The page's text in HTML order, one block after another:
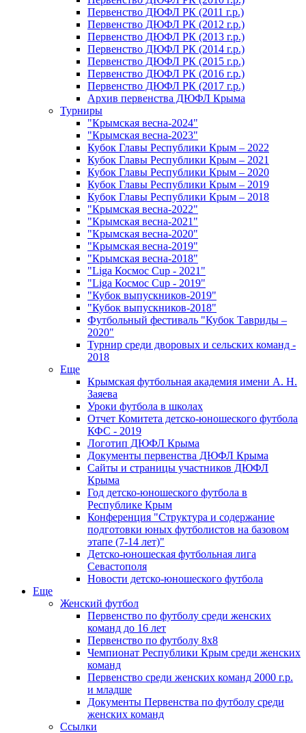
Первенство ДЮФЛ РК (2011 г.р.)
Первенство ДЮФЛ РК (2012 г.р.)
Первенство ДЮФЛ РК (2013 г.р.)
Первенство ДЮФЛ РК (2014 г.р.)
Первенство ДЮФЛ РК (2015 г.р.)
Первенство ДЮФЛ РК (2016 г.р.)
Первенство ДЮФЛ РК (2017 г.р.)
Архив первенства ДЮФЛ Крыма
Турниры
"Крымская весна-2024"
"Крымская весна-2023"
Кубок Главы Республики Крым – 2022
Кубок Главы Республики Крым – 2021
Кубок Главы Республики Крым – 2020
Кубок Главы Республики Крым – 2019
Кубок Главы Республики Крым – 2018
"Крымская весна-2022"
"Крымская весна-2021"
"Крымская весна-2020"
"Крымская весна-2019"
"Крымская весна-2018"
"Liga Космос Cup - 2021"
"Liga Космос Cup - 2019"
"Кубок выпускников-2019"
"Кубок выпускников-2018"
Футбольный фестиваль "Кубок Тавриды –
2020"
Турнир среди дворовых и сельских команд -
2018
Еще
Крымская футбольная академия имени А. Н.
Заяева
Уроки футбола в школах
Отчет Комитета детско-юношеского футбола
КФС - 2019
Логотип ДЮФЛ Крыма
Документы первенства ДЮФЛ Крыма
Сайты и страницы участников ДЮФЛ
Крыма
Год детско-юношеского футбола в
Республике Крым
Конференция "Структура и содержание
подготовки юных футболистов на базовом
этапе (7-14 лет)"
Детско-юношеская футбольная лига
Севастополя
Новости детско-юношеского футбола
Еще
Женский футбол
Первенство по футболу среди женских
команд до 16 лет
Первенство по футболу 8х8
Чемпионат Республики Крым среди женских
команд
Первенство среди женских команд 2000 г.р.
и младше
Документы Первенства по футболу среди
женских команд
Ссылки